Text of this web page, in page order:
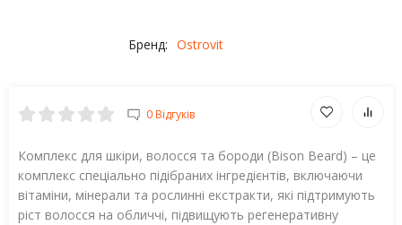
Бренд: Ostrovit
0 Відгуків
Комплекс для шкіри, волосся та бороди (Bison Beard) – це
комплекс спеціально підібраних інгредієнтів, включаючи
вітаміни, мінерали та рослинні екстракти, які підтримують
ріст волосся на обличчі, підвищують регенеративну